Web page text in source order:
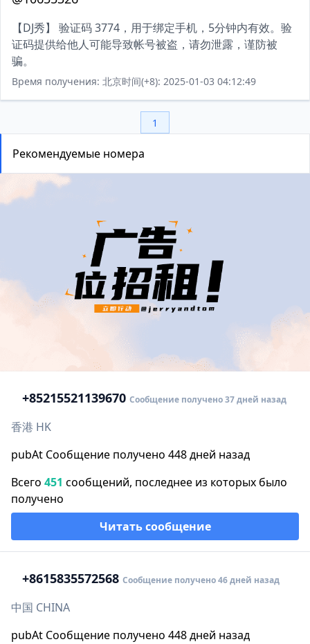
【DJ秀】 验证码 3774，用于绑定手机，5分钟内有效。验
证码提供给他人可能导致帐号被盗，请勿泄露，谨防被
骗。
Время получения: 北京时间(+8): 2025-01-03 04:12:49
1
Рекомендуемые номера
+85215521139670 Сообщение получено 37 дней назад
香港 HK
pubAt Сообщение получено 448 дней назад
Всего 451 сообщений, последнее из которых было
получено
Читать сообщение
+8615835572568 Сообщение получено 46 дней назад
中国 CHINA
pubAt Сообщение получено 448 дней назад